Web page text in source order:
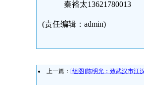
秦裕太13621780013
(责任编辑：admin)
上一篇： [组图]陈明光：致武汉市江